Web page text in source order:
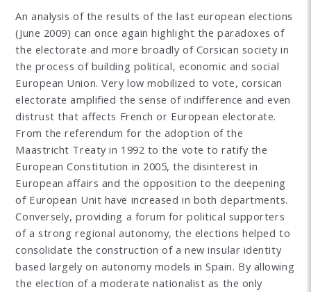
An analysis of the results of the last european elections
(June 2009) can once again highlight the paradoxes of
the electorate and more broadly of Corsican society in
the process of building political, economic and social
European Union. Very low mobilized to vote, corsican
electorate amplified the sense of indifference and even
distrust that affects French or European electorate.
From the referendum for the adoption of the
Maastricht Treaty in 1992 to the vote to ratify the
European Constitution in 2005, the disinterest in
European affairs and the opposition to the deepening
of European Unit have increased in both departments.
Conversely, providing a forum for political supporters
of a strong regional autonomy, the elections helped to
consolidate the construction of a new insular identity
based largely on autonomy models in Spain. By allowing
the election of a moderate nationalist as the only